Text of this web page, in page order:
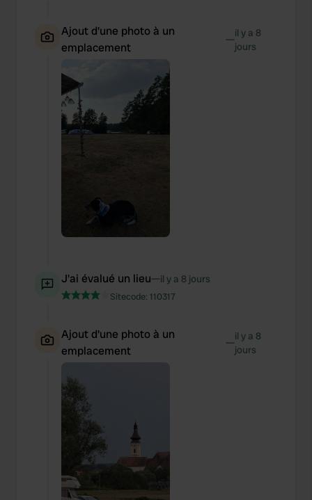
Ajout d'une photo à un
emplacement
—il y a 8
jours
J'ai évalué un lieu—il y a 8 jours
Sitecode: 110317
Ajout d'une photo à un
emplacement
—il y a 8
jours